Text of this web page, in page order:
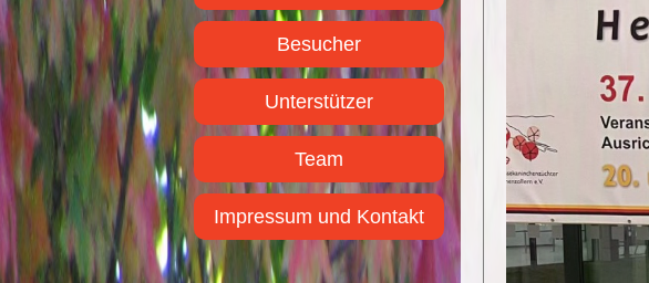
Besucher
Unterstützer
Team
Impressum und Kontakt